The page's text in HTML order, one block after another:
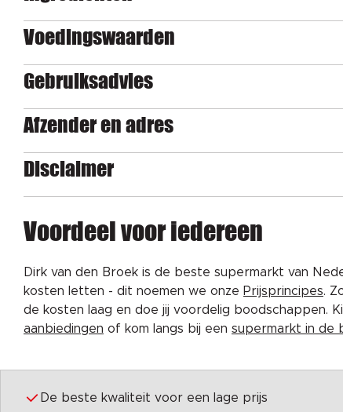
Voedingswaarden
Gebruiksadvies
Afzender en adres
Disclaimer
Voordeel voor iedereen
Dirk van den Broek is de beste supermarkt van
kosten letten - dit noemen we onze Prijsprincipes.
de kosten laag en doe jij voordelig boodschappen.
aanbiedingen of kom langs bij een supermarkt in de
De beste kwaliteit voor een lage prijs